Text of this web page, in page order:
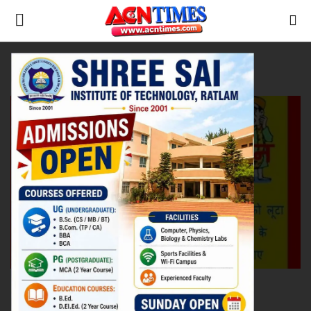
Home
Contact
नीर_का_तीर
मध्यप्रदेश
विदेश
उत्तर प्रदेश
Tag:excesses
उत्तर प्रदेश